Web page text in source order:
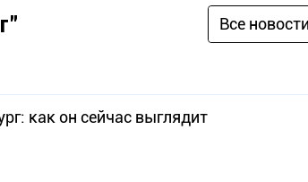
Все новости
как он сейчас выглядит